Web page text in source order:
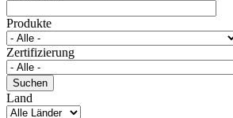
Produkte
Zertifizierung
Land